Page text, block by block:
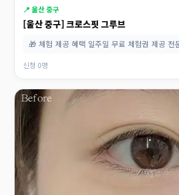
📍 울산 중구
[울산 중구] 크로스핏 그루브
🎁 체험 제공 혜택 일주일 무료 체험권 제공
신청 0명